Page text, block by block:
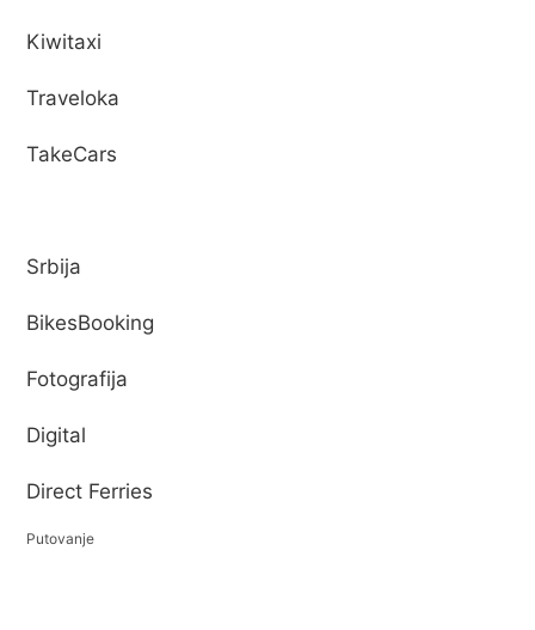
Kiwitaxi
Traveloka
TakeCars
Srbija
BikesBooking
Fotografija
Digital
Direct Ferries
Putovanje